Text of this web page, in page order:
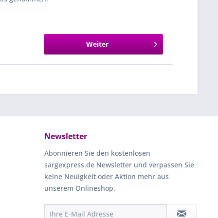
Weiter
Newsletter
Abonnieren Sie den kostenlosen
sargexpress.de Newsletter und verpassen Sie
keine Neuigkeit oder Aktion mehr aus
unserem Onlineshop.